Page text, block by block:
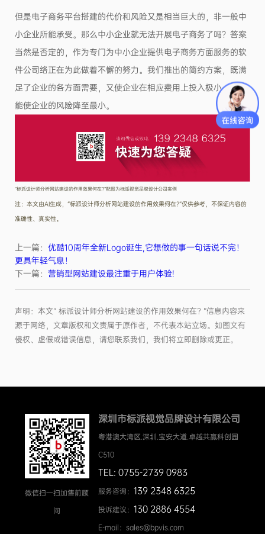
但是电子商务平台搭建的代价和风险又是相当巨大的，非一般中
小企业所能承受。那么中小企业就无法开展电子商务了吗？答案
当然是否定的，作为专门为中小企业提供电子商务方面服务的软
件公司络正在为此做着不懈的努力。我们推出的简约方案，既满
足了企业的各方面需要，又使企业在相应费用上投入极小，尽可
能使企业的风险降至最小。
“标派设计师分析网站建设的作用效果何在?”配图为标派视觉品牌设计公司案例
注：本文由AI生成，“标派设计师分析网站建设的作用效果何在?”仅供参考，不保证内容的
准确性、真实性。
上一篇： 优酷10周年全新Logo诞生,它想做的事一句话说不完！
更具年轻气息！
下一篇： 营销型网站建设最注重于用户体验!
声明：本文“ 标派设计师分析网站建设的作用效果何在? ”信息内容来
源于网络，文章版权和文责属于原作者，不代表本站立场。如图文有
侵权、虚假或错误信息，请您联系我们，我们将立即删除或更正。
微信扫一扫加售前顾
问
深圳市标派视觉品牌设计有限公司
粤港澳大湾区.深圳.宝安大道.卓越共赢科创园
C510
TEL: 0755-2739 0983
服务咨询： 139 2348 6325
投诉建议： 130 2886 4554
E-mail：sales@bpvis.com